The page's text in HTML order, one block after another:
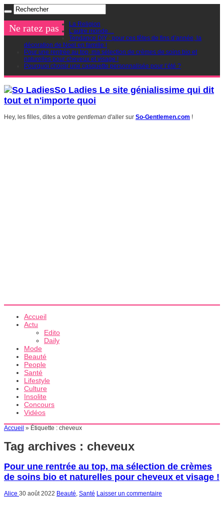
Ne ratez pas
La Religion
L’autre monde…
Tendance DIY : pour ces fêtes de fins d’année, la
décoration de Noel en famille !
Pour une rentrée au top, ma sélection de crèmes de soins bio et
naturelles pour cheveux et visage !
Pourquoi choisir une casquette personnalisée pour l’été ?
So Ladies Le site génialissime qui dit
tout et n'importe quoi
Hey, les filles, dites a votre gentleman d'aller sur So-Gentlemen.com !
Accueil
Actu
Edito
Daily
Mode
Beauté
People
Santé
Lifestyle
Culture
Insolite
Concours
Vidéos
Accueil » Étiquette : cheveux
Tag archives : cheveux
Pour une rentrée au top, ma sélection de crèmes
de soins bio et naturelles pour cheveux et visage !
Alice 30 août 2022 Beauté, Santé Laisser un commentaire